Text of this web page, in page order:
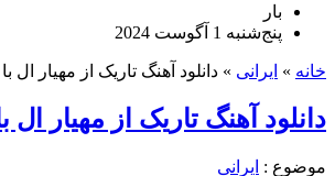
بار
پنج‌شنبه 1 آگوست 2024
خانه » ایرانی » دانلود آهنگ تاریک از مهیار ال
دانلود آهنگ تاریک از مهیار
موضوع : ایرانی